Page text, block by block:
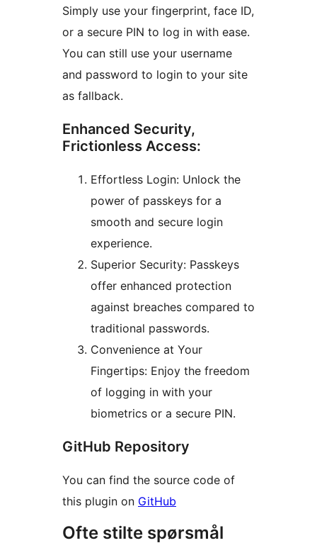
Simply use your fingerprint, face ID,
or a secure PIN to log in with ease.
You can still use your username
and password to login to your site
as fallback.
Enhanced Security,
Frictionless Access:
Effortless Login: Unlock the
power of passkeys for a
smooth and secure login
experience.
Superior Security: Passkeys
offer enhanced protection
against breaches compared to
traditional passwords.
Convenience at Your
Fingertips: Enjoy the freedom
of logging in with your
biometrics or a secure PIN.
GitHub Repository
You can find the source code of
this plugin on GitHub
Ofte stilte spørsmål